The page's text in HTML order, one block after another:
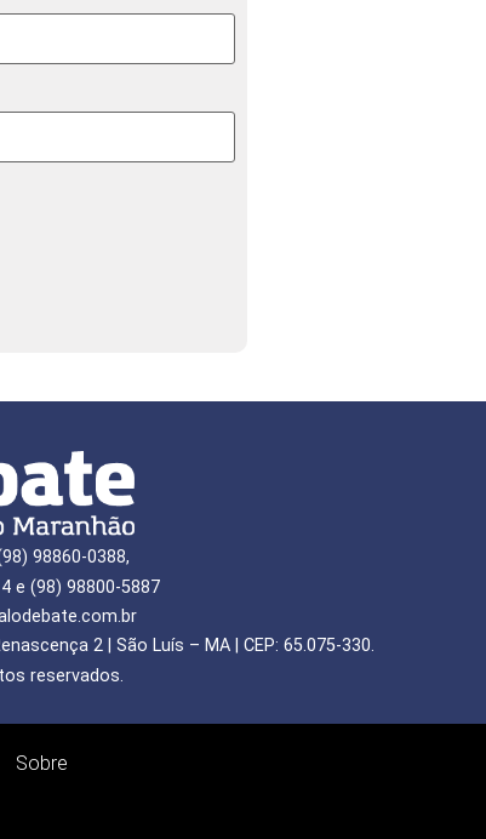
98860-0388,
e (98) 98800-5887
2 | São Luís – MA | CEP: 65.075-330.
reservados.
Sobre